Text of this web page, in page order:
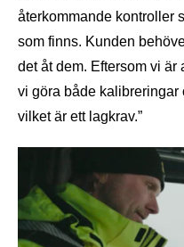
återkommande kontroller
som finns. Kunden
det åt dem. Eftersom vi
vi göra både kalibreringar
vilket är ett lagkrav.”